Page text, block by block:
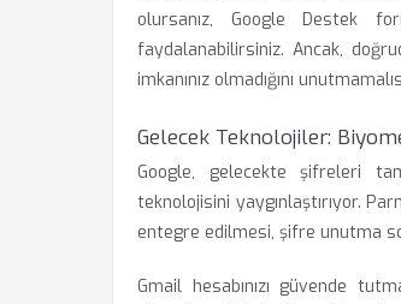
olursanız, Google Destek
faydalanabilirsiniz. Ancak,
imkanınız olmadığını
Gelecek Teknolojiler:
Google, gelecekte şifreleri
teknolojisini yaygınlaştırıyor.
entegre edilmesi, şifre unutma
Gmail hesabınızı güvende